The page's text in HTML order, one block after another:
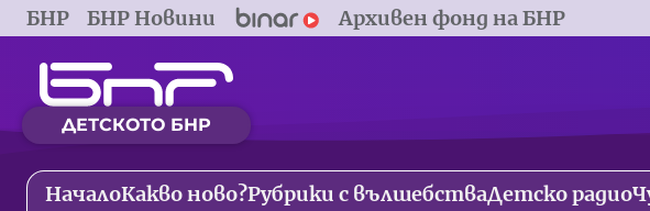
БНР БНР Новини Архивен фонд на БНР
ДЕТСКОТО БНР
НачалоКакво ново?Рубрики с вълшебстваДетско радио